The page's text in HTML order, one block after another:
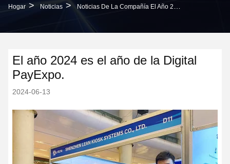
Hogar > Noticias > Noticias De La Compañía El Año 2024 Es El Año De La Digital PayExpo.
El año 2024 es el año de la Digital
PayExpo.
2024-06-13